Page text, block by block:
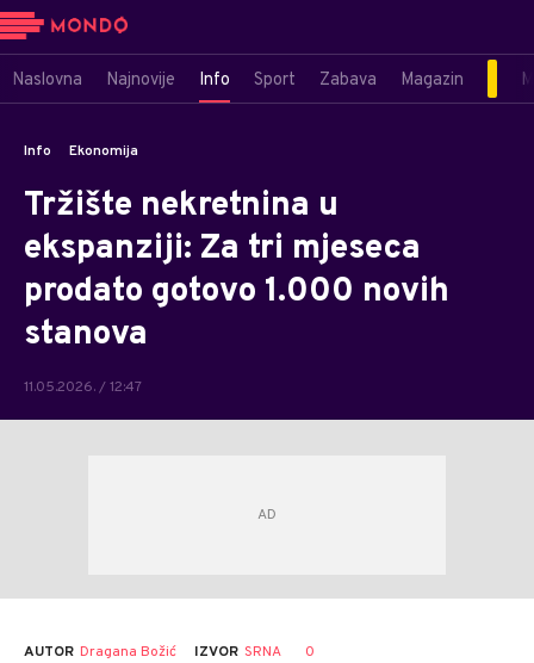
Naslovna Najnovije Info Sport Zabava Magazin
Info Ekonomija
Tržište nekretnina u
ekspanziji: Za tri mjeseca
prodato gotovo 1.000 novih
stanova
11.05.2026. / 12:47
AUTOR Dragana Božić IZVOR SRNA 0